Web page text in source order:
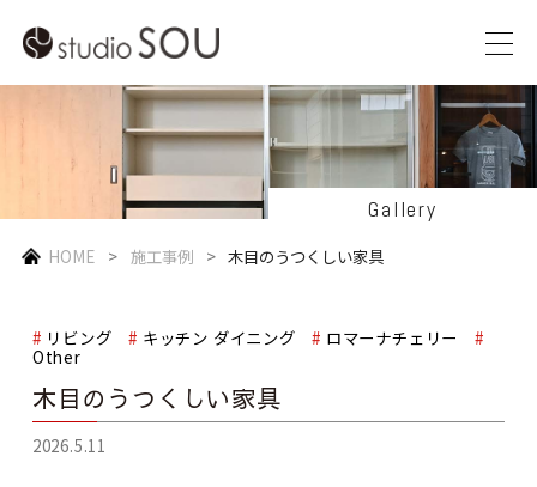
Gallery
HOME 施工事例 木目のうつくしい家具
リビング キッチン ダイニング
ロマーナチェリー
Other
木目のうつくしい家具
2026.5.11